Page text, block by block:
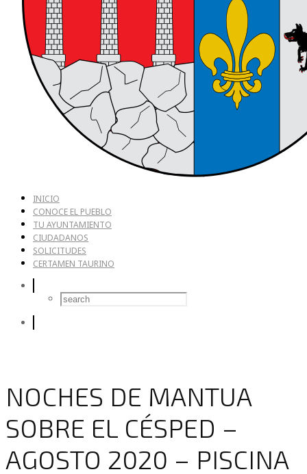
INICIO
CONOCE EL PUEBLO
TU AYUNTAMIENTO
CIUDADANOS
SOLICITUDES
CERTAMEN TAURINO
NOCHES DE MANTUA
SOBRE EL CÉSPED –
AGOSTO 2020 – PISCINA